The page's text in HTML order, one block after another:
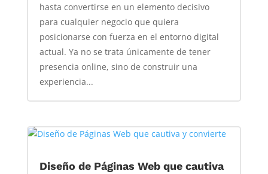
hasta convertirse en un elemento decisivo
para cualquier negocio que quiera
posicionarse con fuerza en el entorno digital
actual. Ya no se trata únicamente de tener
presencia online, sino de construir una
experiencia...
Diseño de Páginas Web que cautiva